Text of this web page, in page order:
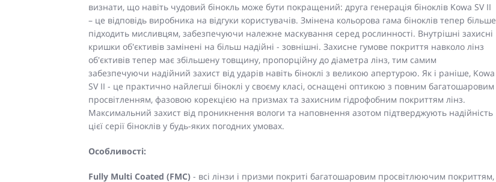
визнати, що навіть чудовий бінокль може бути покращений: друга генерація біноклів Kowa SV II
– це відповідь виробника на відгуки користувачів. Змінена кольорова гама біноклів тепер більше
підходить мисливцям, забезпечуючи належне маскування серед рослинності. Внутрішні захисні
кришки об'єктивів замінені на більш надійні - зовнішні. Захисне гумове покриття навколо лінз
об'єктивів тепер має збільшену товщину, пропорційну до діаметра лінз, тим самим
забезпечуючи надійний захист від ударів навіть біноклі з великою апертурою. Як і раніше, Kowa
SV II - це практично найлегші біноклі у своєму класі, оснащені оптикою з повним багатошаровим
просвітленням, фазовою корекцією на призмах та захисним гідрофобним покриттям лінз.
Максимальний захист від проникнення вологи та наповнення азотом підтверджують надійність
цієї серії біноклів у будь-яких погодних умовах.
Особливості:
Fully Multi Coated (FMC) - всі лінзи і призми покриті багатошаровим просвітлюючим покриттям,